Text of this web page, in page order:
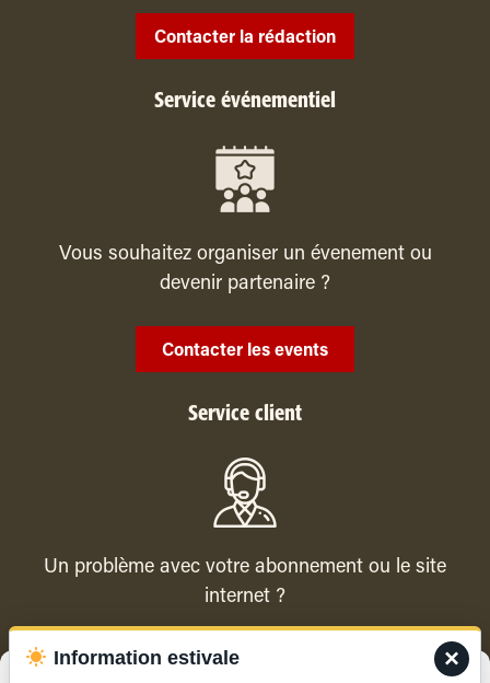
Contacter la rédaction
Service événementiel
Vous souhaitez organiser un évenement ou
devenir partenaire ?
Contacter les events
Service client
Un problème avec votre abonnement ou le site
internet ?
Contacter le service client ×
Information estivale